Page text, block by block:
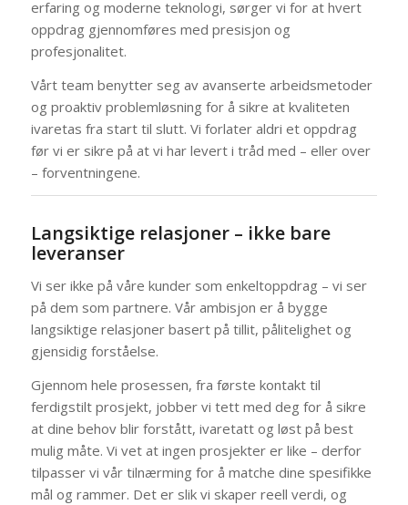
erfaring og moderne teknologi, sørger vi for at hvert
oppdrag gjennomføres med presisjon og
profesjonalitet.
Vårt team benytter seg av avanserte arbeidsmetoder
og proaktiv problemløsning for å sikre at kvaliteten
ivaretas fra start til slutt. Vi forlater aldri et oppdrag
før vi er sikre på at vi har levert i tråd med – eller over
– forventningene.
Langsiktige relasjoner – ikke bare
leveranser
Vi ser ikke på våre kunder som enkeltoppdrag – vi ser
på dem som partnere. Vår ambisjon er å bygge
langsiktige relasjoner basert på tillit, pålitelighet og
gjensidig forståelse.
Gjennom hele prosessen, fra første kontakt til
ferdigstilt prosjekt, jobber vi tett med deg for å sikre
at dine behov blir forstått, ivaretatt og løst på best
mulig måte. Vi vet at ingen prosjekter er like – derfor
tilpasser vi vår tilnærming for å matche dine spesifikke
mål og rammer. Det er slik vi skaper reell verdi, og